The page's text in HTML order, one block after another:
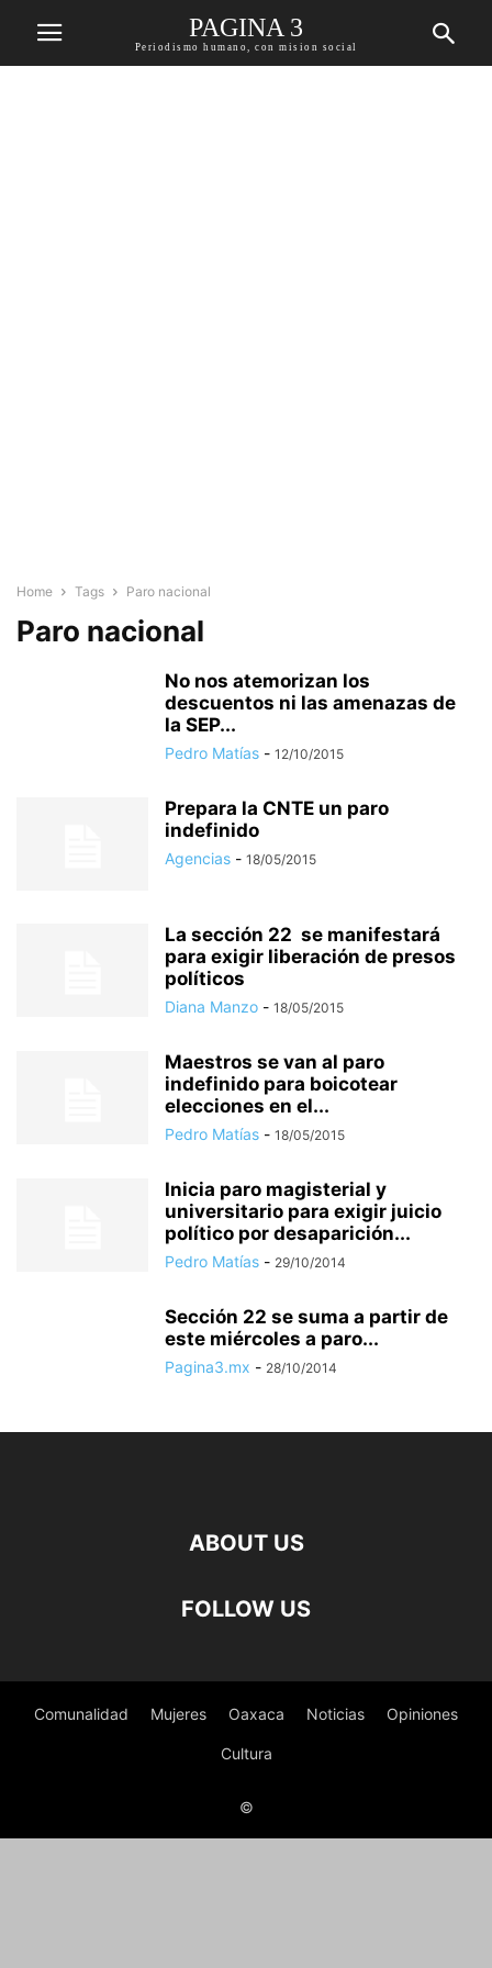
PAGINA 3
Periodismo humano, con mision social
Home Tags Paro nacional
Paro nacional
No nos atemorizan los
descuentos ni las amenazas de
la SEP...
Pedro Matías - 12/10/2015
Prepara la CNTE un paro
indefinido
Agencias - 18/05/2015
La sección 22 se manifestará
para exigir liberación de presos
políticos
Diana Manzo - 18/05/2015
Maestros se van al paro
indefinido para boicotear
elecciones en el...
Pedro Matías - 18/05/2015
Inicia paro magisterial y
universitario para exigir juicio
político por desaparición...
Pedro Matías - 29/10/2014
Sección 22 se suma a partir de
este miércoles a paro...
Pagina3.mx - 28/10/2014
ABOUT US
FOLLOW US
Comunalidad Mujeres Oaxaca Noticias Opiniones
Cultura
©